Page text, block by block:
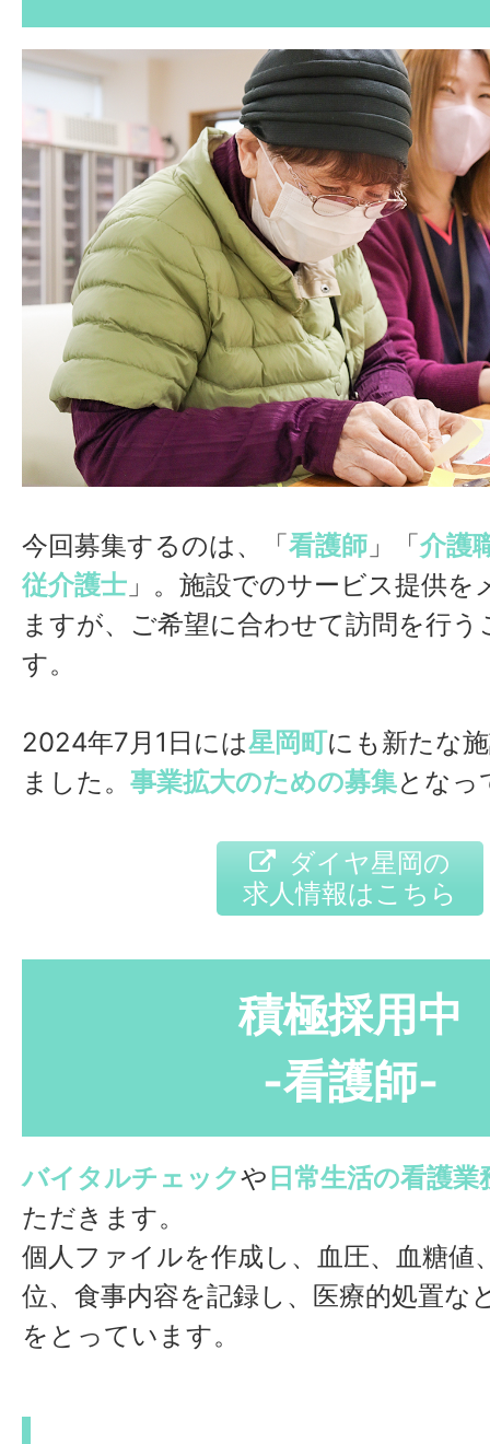
今回募集するのは、「看護師 」「介護
従介護士 」。施設でのサービス提供
ますが、ご希望に合わせて訪問を行
す。
2024年7月1日には星岡町にも新たな
ました。 事業拡大のための募集となっ
ダイヤ星岡の
求人情報はこちら
積極採用中
-看護師-
バイタルチェックや 日常生活の看護業
ただきます。
個人ファイルを作成し、血圧、血糖値
位、食事内容を記録し、医療的処置な
をとっています。